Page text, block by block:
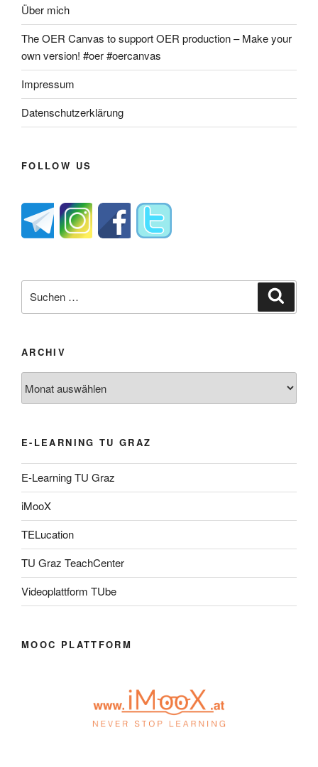
Über mich
The OER Canvas to support OER production – Make your
own version! #oer #oercanvas
Impressum
Datenschutzerklärung
FOLLOW US
nach:
ARCHIV
E-LEARNING TU GRAZ
E-Learning TU Graz
iMooX
TELucation
TU Graz TeachCenter
Videoplattform TUbe
MOOC PLATTFORM